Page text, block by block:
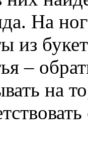
На
из
–
на